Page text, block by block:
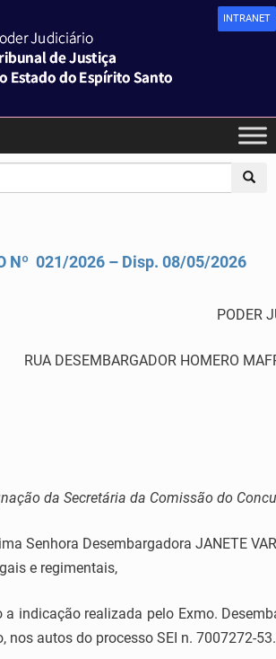
INTRANET
Nº 021/2026 – Disp. 08/05/2026
PODER
RUA DESEMBARGADOR HOMERO
da Secretária da Comissão do
Senhora Desembargadora JANETE
e regimentais,
a indicação realizada pelo Exmo.
nos autos do processo SEI n. 7007272-